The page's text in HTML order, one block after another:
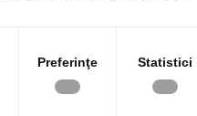
Preferinţe Statistici